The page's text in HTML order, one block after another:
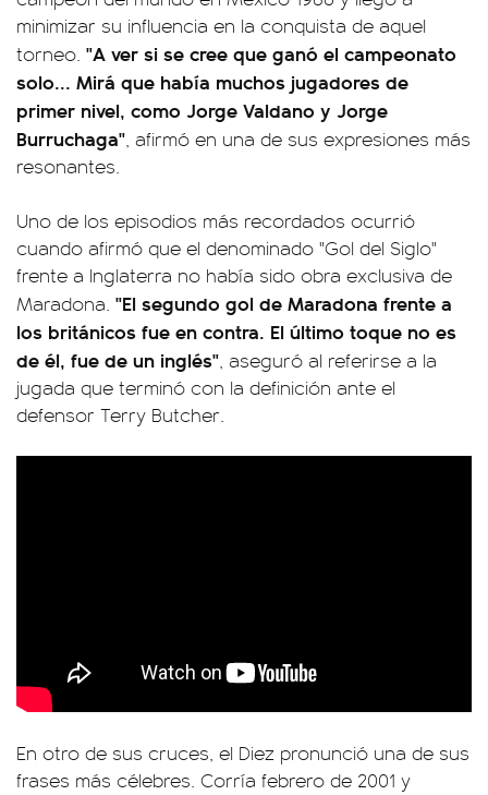
minimizar su influencia en la conquista de aquel
torneo. "A ver si se cree que ganó el campeonato
solo... Mirá que había muchos jugadores de
primer nivel, como Jorge Valdano y Jorge
Burruchaga", afirmó en una de sus expresiones más
resonantes.
Uno de los episodios más recordados ocurrió
cuando afirmó que el denominado "Gol del Siglo"
frente a Inglaterra no había sido obra exclusiva de
Maradona. "El segundo gol de Maradona frente a
los británicos fue en contra. El último toque no es
de él, fue de un inglés", aseguró al referirse a la
jugada que terminó con la definición ante el
defensor Terry Butcher.
En otro de sus cruces, el Diez pronunció una de sus
frases más célebres. Corría febrero de 2001 y